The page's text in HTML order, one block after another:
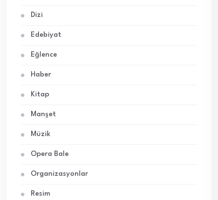
Dizi
Edebiyat
Eğlence
Haber
Kitap
Manşet
Müzik
Opera Bale
Organizasyonlar
Resim